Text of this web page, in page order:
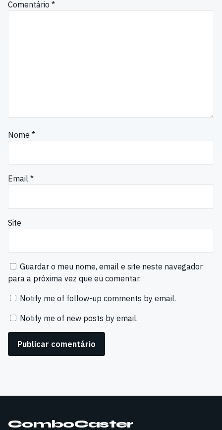
Comentário *
Nome *
Email *
Site
Guardar o meu nome, email e site neste navegador
para a próxima vez que eu comentar.
Notify me of follow-up comments by email.
Notify me of new posts by email.
ComboCaster